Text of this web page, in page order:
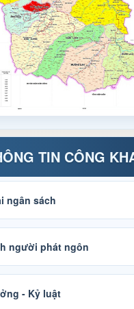
TIN CÔNG
ngân sách
người phát ngôn
- Kỷ luật